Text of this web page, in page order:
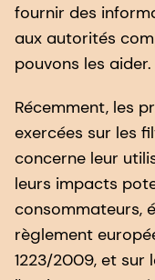
fournir des
aux autorités
pouvons les aider.
Récemment, les
exercées sur les
concerne leur
leurs impacts
consommateurs,
règlement
1223/2009, et sur